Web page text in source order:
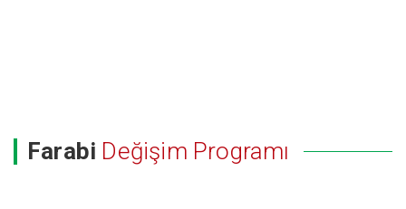
Farabi Değişim Programı